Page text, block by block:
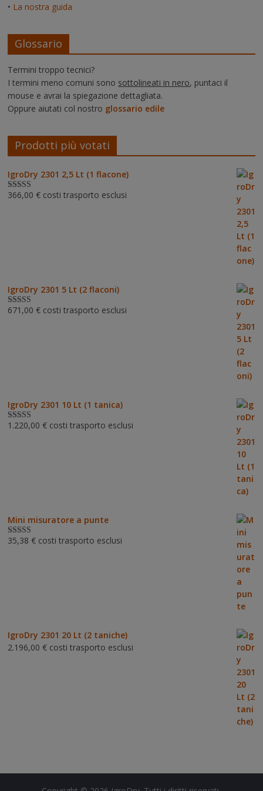
• La nostra guida
Glossario
Termini troppo tecnici?
I termini meno comuni sono sottolineati in nero, puntaci il
mouse e avrai la spiegazione dettagliata.
Oppure aiutati col nostro glossario edile
Prodotti più votati
IgroDry 2301 2,5 Lt (1 flacone)
Valutato5.00
366,00 € costi trasporto esclusi
IgroDry 2301 5 Lt (2 flaconi)
Valutato5.00
671,00 € costi trasporto esclusi
IgroDry 2301 10 Lt (1 tanica)
Valutato5.00
1.220,00 € costi trasporto esclusi
Mini misuratore a punte
Valutat
35,38 € costi trasporto esclusi
IgroDry 2301 20 Lt (2 taniche)
2.196,00 € costi trasporto esclusi